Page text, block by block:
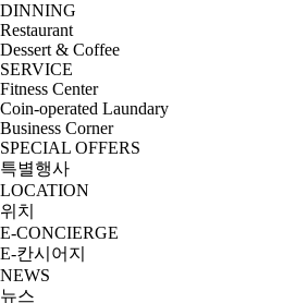
DINNING
Restaurant
Dessert & Coffee
SERVICE
Fitness Center
Coin-operated Laundary
Business Corner
SPECIAL OFFERS
특별행사
LOCATION
위치
E-CONCIERGE
E-칸시어지
NEWS
뉴스